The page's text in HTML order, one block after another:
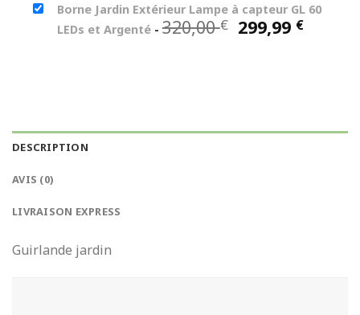
Borne Jardin Extérieur Lampe à capteur GL 60
LEDs et Argenté -320,00€ Le
prix
299,99 €Le
DESCRIPTION
AVIS (0)
LIVRAISON EXPRESS
Guirlande jardin